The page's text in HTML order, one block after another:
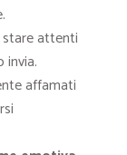
stare attenti
invia.
affamati